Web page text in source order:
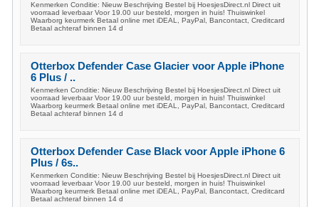
Kenmerken Conditie: Nieuw Beschrijving Bestel bij HoesjesDirect.nl Direct uit
voorraad leverbaar Voor 19.00 uur besteld, morgen in huis! Thuiswinkel
Waarborg keurmerk Betaal online met iDEAL, PayPal, Bancontact, Creditcard
Betaal achteraf binnen 14 d
Otterbox Defender Case Glacier voor Apple iPhone
6 Plus / ..
Kenmerken Conditie: Nieuw Beschrijving Bestel bij HoesjesDirect.nl Direct uit
voorraad leverbaar Voor 19.00 uur besteld, morgen in huis! Thuiswinkel
Waarborg keurmerk Betaal online met iDEAL, PayPal, Bancontact, Creditcard
Betaal achteraf binnen 14 d
Otterbox Defender Case Black voor Apple iPhone 6
Plus / 6s..
Kenmerken Conditie: Nieuw Beschrijving Bestel bij HoesjesDirect.nl Direct uit
voorraad leverbaar Voor 19.00 uur besteld, morgen in huis! Thuiswinkel
Waarborg keurmerk Betaal online met iDEAL, PayPal, Bancontact, Creditcard
Betaal achteraf binnen 14 d